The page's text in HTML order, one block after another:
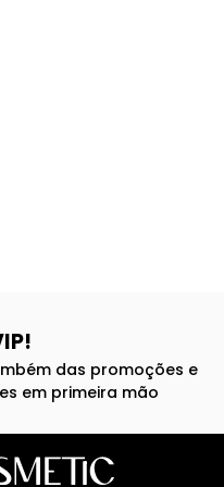
das promoções e
em primeira mão